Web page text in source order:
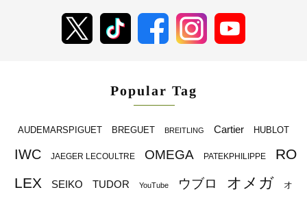
Popular Tag
AUDEMARSPIGUET BREGUET BREITLING Cartier HUBLOT
IWC JAEGER LECOULTRE OMEGA PATEKPHILIPPE
RO
LEX
SEIKO TUDOR YouTube ウブロ オメガ オ